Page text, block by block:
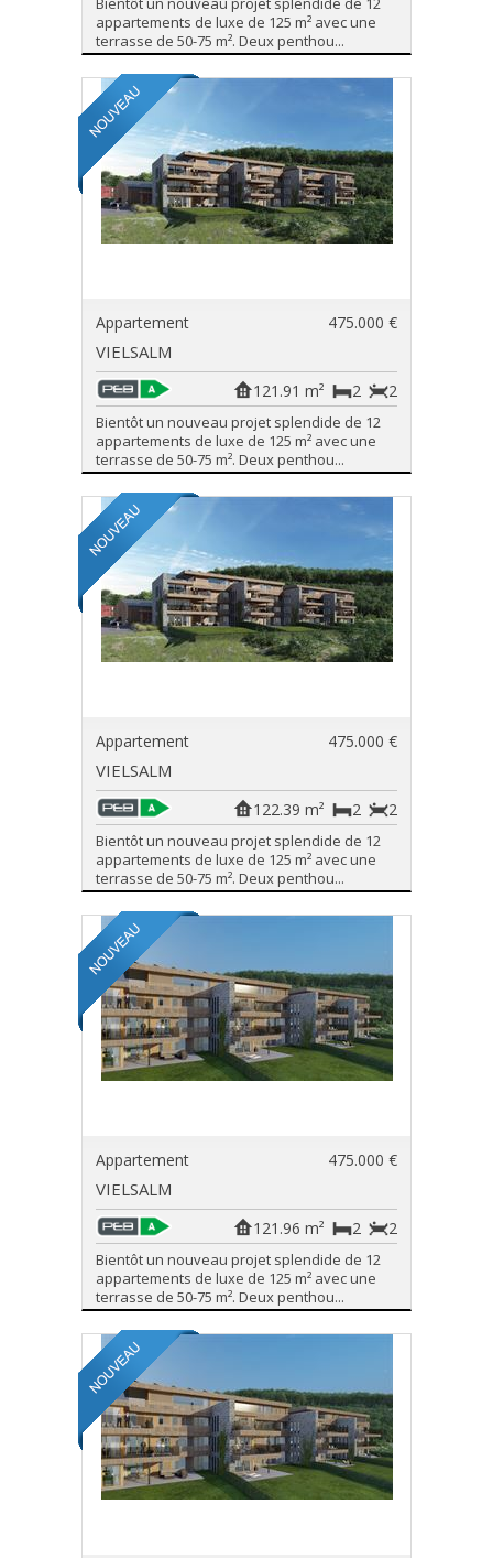
appartements de luxe de 125 m² avec une
terrasse de 50-75 m². Deux penthou...
Appartement 475.000 €
VIELSALM
2
2
121.91 m²
Bientôt un nouveau projet splendide de 12
appartements de luxe de 125 m² avec une
terrasse de 50-75 m². Deux penthou...
Appartement 475.000 €
VIELSALM
2
2
122.39 m²
Bientôt un nouveau projet splendide de 12
appartements de luxe de 125 m² avec une
terrasse de 50-75 m². Deux penthou...
Appartement 475.000 €
VIELSALM
2
2
121.96 m²
Bientôt un nouveau projet splendide de 12
appartements de luxe de 125 m² avec une
terrasse de 50-75 m². Deux penthou...